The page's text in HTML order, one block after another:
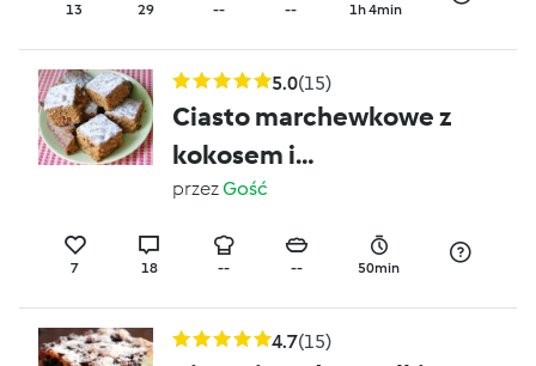
13 29 -- -- 1h 4min
5.0(15)
Ciasto marchewkowe z
kokosem i
slonecznikiem
przezGość
7 18 -- -- 50min
4.7(15)